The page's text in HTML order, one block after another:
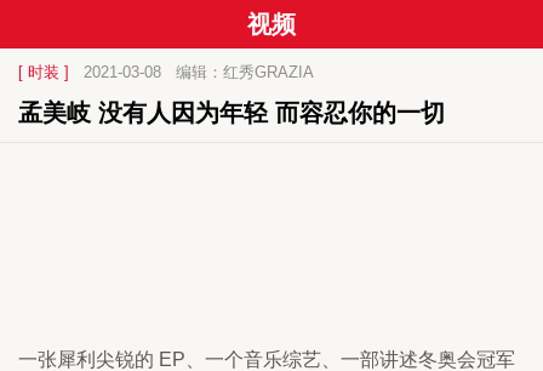
视频
[ 时装 ] 2021-03-08 编辑：红秀GRAZIA
孟美岐 没有人因为年轻 而容忍你的一切
一张犀利尖锐的 EP、一个音乐综艺、一部讲述冬奥会冠军